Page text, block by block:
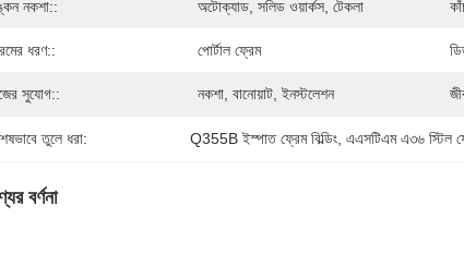
নকশা:: অটোক্যাড, সলিড ওয়ার্কস, টেকলা
ধরণ:: পোর্টাল ফ্রেম
সুযোগ:: নকশা, বানোয়াট, ইনস্টলেশন
তুলে ধরা: Q355B ইস্পাত ফ্রেম বিল্ডিং , এএসটিএম এ৩৬ স্টিল
বর্ণনা